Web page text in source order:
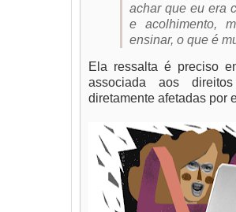
achar que eu era
e acolhimento,
ensinar, o que é
Ela ressalta é preciso
associada aos
diretamente afetadas por